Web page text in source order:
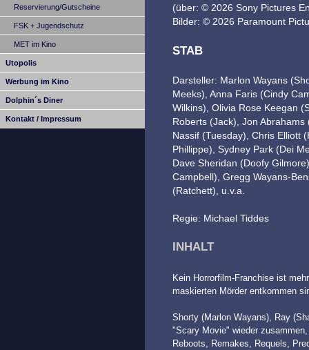
Reservierung/Gutscheine
FSK + Jugendschutz
MET im Kino
Utopolis
Werbung im Kino
Dolphin´s Diner
Kontakt / Impressum
(über: © 2026 Sony Pictures
Bilder: © 2026 Paramount
STAB
Darsteller: Marlon Wayans
Meeks), Anna Faris (Cindy
Wilkins), Olivia Rose Keegan
Roberts (Jack), Jon
Nassif (Tuesday), Chris Elliott
Phillippe), Sydney Park (Dei
Dave Sheridan (Doofy
Campbell), Gregg Wayans-
(Ratchett), u.v.a.
Regie: Michael Tiddes
INHALT
Kein Horrorfilm-Franchise ist
maskierten Mörder entkommen
Shorty (Marlon Wayans), Ray
"Scary Movie" wieder
Reboots, Remakes, Requels,